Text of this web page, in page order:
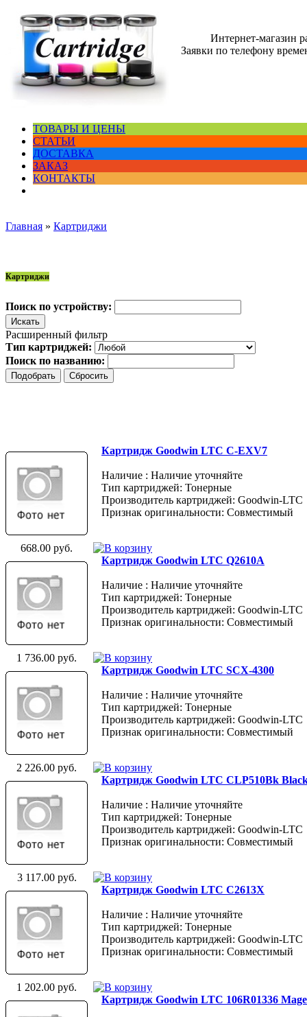
Интернет-магазин
Заявки по телефону
ТОВАРЫ И ЦЕНЫ
СТАТЬИ
ДОСТАВКА
ЗАКАЗ
КОНТАКТЫ
Главная » Картриджи
Картриджи
Поиск по устройству:
Расширенный фильтр
Тип картриджей:
Поиск по названию:
Картридж Goodwin LTC C-EXV7
Наличие : Наличие уточняйте
Тип картриджей: Тонерные
Производитель картриджей: Goodwin-LTC
Признак оригинальности: Совместимый
668.00 руб.
Картридж Goodwin LTC Q2610A
Наличие : Наличие уточняйте
Тип картриджей: Тонерные
Производитель картриджей: Goodwin-LTC
Признак оригинальности: Совместимый
1 736.00 руб.
Картридж Goodwin LTC SCX-4300
Наличие : Наличие уточняйте
Тип картриджей: Тонерные
Производитель картриджей: Goodwin-LTC
Признак оригинальности: Совместимый
2 226.00 руб.
Картридж Goodwin LTC CLP510Bk
Наличие : Наличие уточняйте
Тип картриджей: Тонерные
Производитель картриджей: Goodwin-LTC
Признак оригинальности: Совместимый
3 117.00 руб.
Картридж Goodwin LTC C2613X
Наличие : Наличие уточняйте
Тип картриджей: Тонерные
Производитель картриджей: Goodwin-LTC
Признак оригинальности: Совместимый
1 202.00 руб.
Картридж Goodwin LTC 106R01336